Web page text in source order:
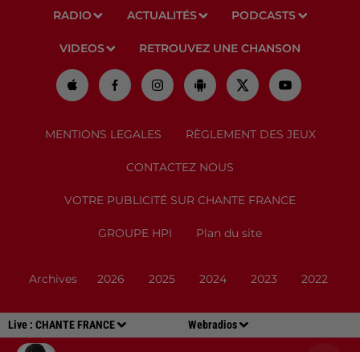
Live : CHANTE FRANCE Webradios
RADIO ACTUALITÉS PODCASTS
VIDEOS RETROUVEZ UNE CHANSON
MENTIONS LEGALES RÈGLEMENT DES JEUX
CONTACTEZ NOUS
VOTRE PUBLICITÉ SUR CHANTE FRANCE
GROUPE HPI Plan du site
Archives 2026 2025 2024 2023 2022